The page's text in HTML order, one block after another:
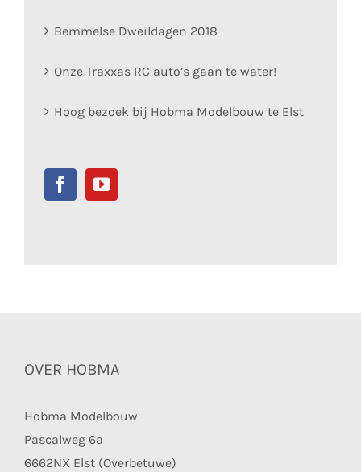
Bemmelse Dweildagen 2018
Onze Traxxas RC auto’s gaan te water!
Hoog bezoek bij Hobma Modelbouw te Elst
OVER HOBMA
Hobma Modelbouw
Pascalweg 6a
6662NX Elst (Overbetuwe)